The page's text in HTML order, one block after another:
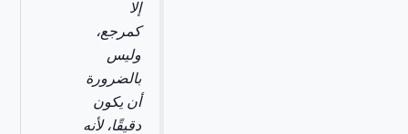
إلا
كمرجع،
وليس
بالضرورة
أن يكون
دقيقًا، لأنه